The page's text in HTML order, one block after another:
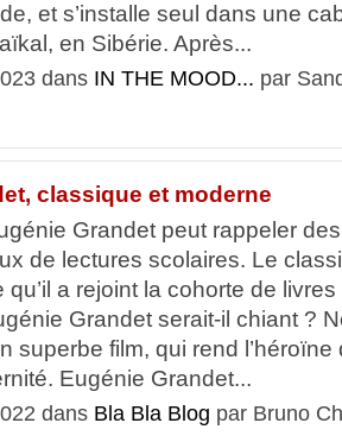
et s’installe seul dans une
en Sibérie. Après...
dans IN THE MOOD... par
classique et moderne
Grandet peut rappeler
de lectures scolaires. Le
a rejoint la cohorte de
Grandet serait-il chiant ?
superbe film, qui rend l’héroïne
Eugénie Grandet...
dans Bla Bla Blog par Bruno